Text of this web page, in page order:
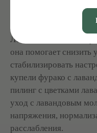
Лаванда — один из
она помогает снизить
стабилизировать
купели фурако с
пилинг с цветками
уход с лавандовым
напряжения,
расслабления.